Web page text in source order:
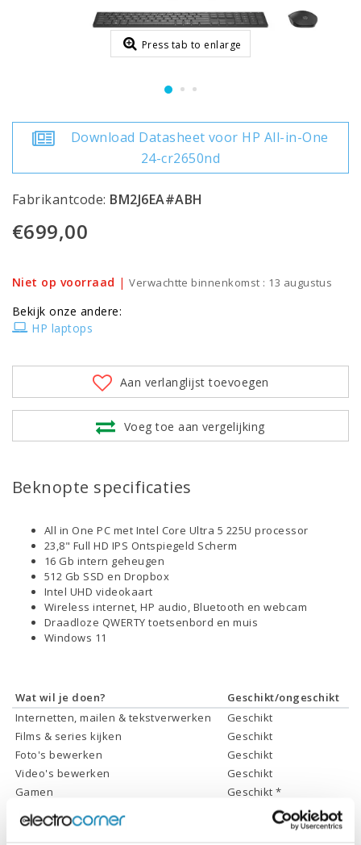
Press tab to enlarge
Download Datasheet voor HP All-in-One
24-cr2650nd
Fabrikantcode: BM2J6EA#ABH
€699,00
Niet op voorraad |Verwachtte binnenkomst : 13 augustus
Bekijk onze andere:
HP laptops
Aan verlanglijst toevoegen
Voeg toe aan vergelijking
Beknopte specificaties
All in One PC met Intel Core Ultra 5 225U processor
23,8" Full HD IPS Ontspiegeld Scherm
16 Gb intern geheugen
512 Gb SSD en Dropbox
Intel UHD videokaart
Wireless internet, HP audio, Bluetooth en webcam
Draadloze QWERTY toetsenbord en muis
Windows 11
Wat wil je doen?
Geschikt/ongeschikt
Internetten, mailen & tekstverwerken
Geschikt
Films & series kijken
Geschikt
Foto's bewerken
Geschikt
Video's bewerken
Geschikt
Gamen
Geschikt *
* Systeemvereisten zijn sterk afhankelijk van de games die u wilt spelen,
controleer dit eerst en bepaal daarop uw keuze.